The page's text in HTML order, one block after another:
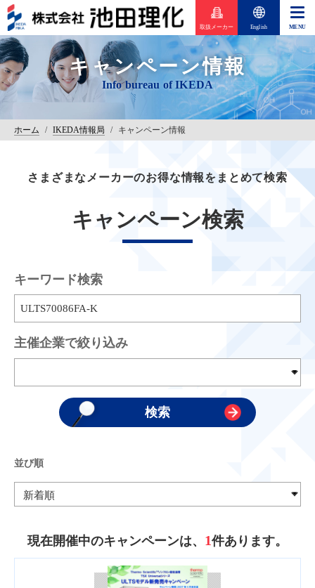
取扱メーカー English
キャンペーン情報
ホーム / IKEDA情報局 / キャンペーン情報
さまざまなメーカーのお得な情報をまとめて検索
キャンペーン検索
キーワード検索
主催企業で絞り込み
並び順
現在開催中のキャンペーンは、 1件あります。